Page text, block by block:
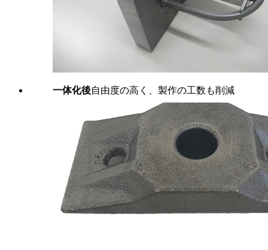
一体化後自由度の高く、製作の工数も削減